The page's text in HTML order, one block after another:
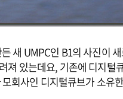
새 UMPC인 B1의 사진이
져 있는데요, 기존에 디지털
회사인 디지털큐브가 소유